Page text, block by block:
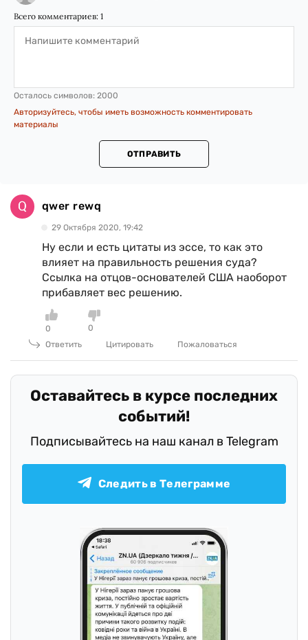
Всего комментариев: 1
Осталось символов: 2000
Авторизуйтесь, чтобы иметь возможность комментировать
материалы
ОТПРАВИТЬ
qwer rewq
29 Октября 2020, 19:42
Ну если и есть цитаты из эссе, то как это
влияет на правильность решения суда?
Ссылка на отцов-основателей США наоборот
прибавляет вес решению.
0
0
Ответить
Цитировать Пожаловаться
Оставайтесь в курсе последних
событий!
Подписывайтесь на наш канал в Telegram
Следить в Телеграмме